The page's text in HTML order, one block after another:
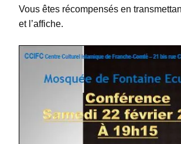
Vous êtes récompensés en
et l’affiche.